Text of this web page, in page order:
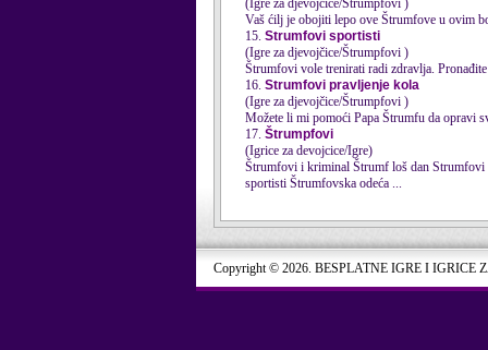
(Igre za djevojčice/Štrumpfovi )
Vaš ćilj je obojiti lepo ove Štrumfove u ovim
15. Strumfovi sportisti
(Igre za djevojčice/Štrumpfovi )
Štrumfovi vole trenirati radi zdravlja.
16. Strumfovi pravljenje kola
(Igre za djevojčice/Štrumpfovi )
Možete li mi pomoći Papa Štrumfu da opravi
17. Štrumpfovi
(Igrice za devojcice/Igre)
Štrumfovi i kriminal Štrumf loš dan Strumfovi
sportisti Štrumfovska odeća ...
Copyright © 2026. BESPLATNE IGRE I IGRICE